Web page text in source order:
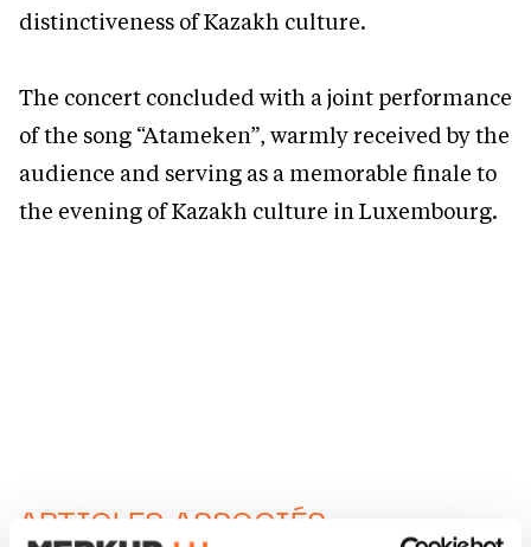
distinctiveness of Kazakh culture.
The concert concluded with a joint performance
of the song “Atameken”, warmly received by the
audience and serving as a memorable finale to
the evening of Kazakh culture in Luxembourg.
ARTICLES ASSOCIÉS